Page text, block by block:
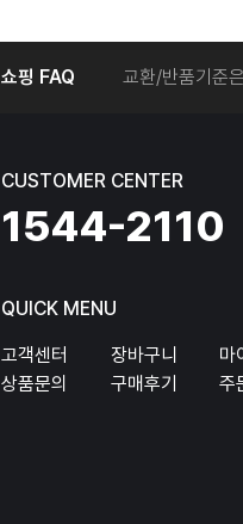
쇼핑 FAQ
온라인에서 주
교환/반품기준
온라인에서 구
CUSTOMER CENTER
1544-2110
QUICK MENU
고객센터 장바구니
마
상품문의
구매후기 주